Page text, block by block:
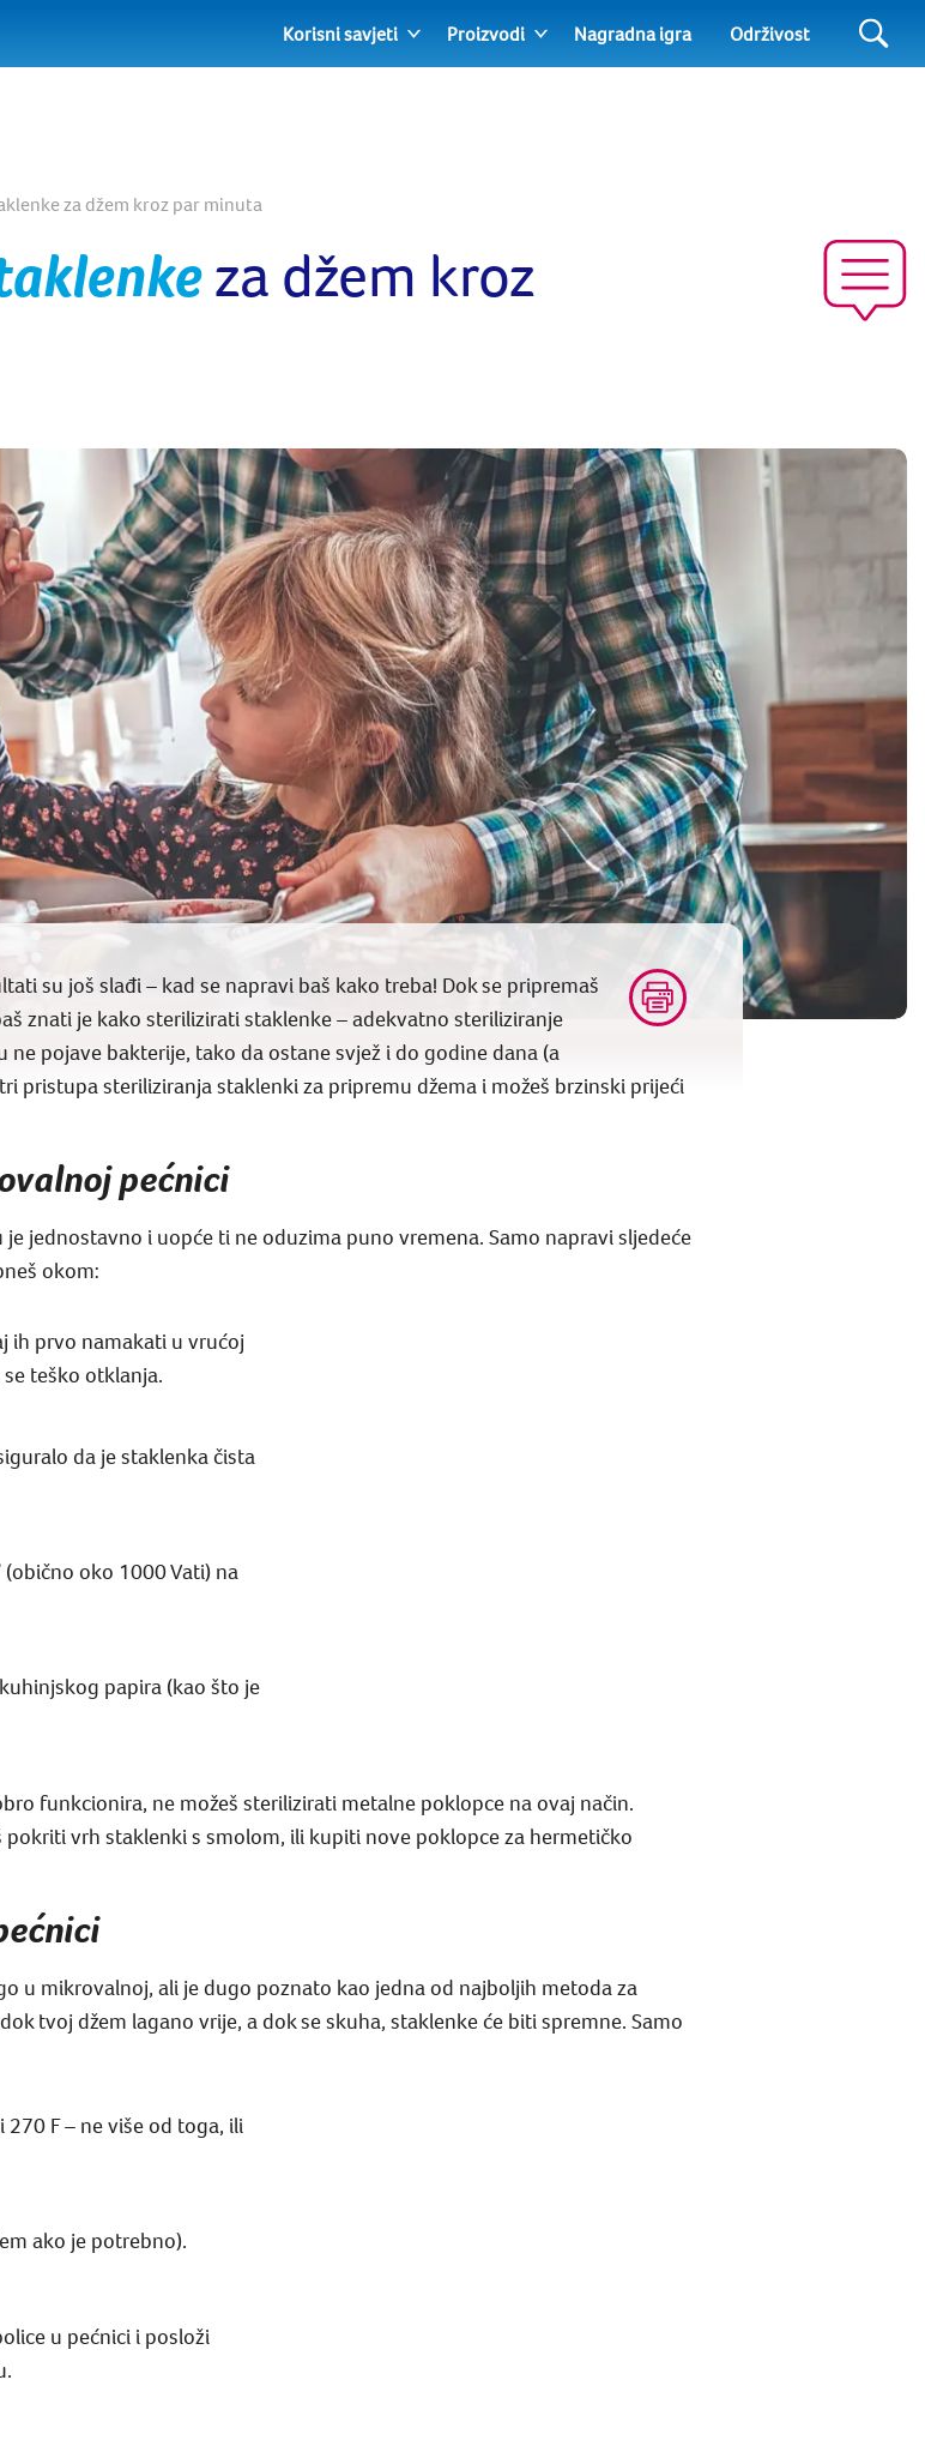
Korisni savjeti Proizvodi Nagradna igra Održivost
za džem kroz par minuta
za džem kroz
su još slađi – kad se napravi baš kako treba! Dok se pripremaš
znati je kako sterilizirati staklenke – adekvatno steriliziranje
pojave bakterije, tako da ostane svjež i do godine dana (a
pristupa steriliziranja staklenki za pripremu džema i možeš brzinski prijeći
pećnici
jednostavno i uopće ti ne oduzima puno vremena. Samo napravi sljedeće
okom:
ih prvo namakati u vrućoj
teško otklanja.
da je staklenka čista
oko 1000 Vati) na
papira (kao što je
funkcionira, ne možeš sterilizirati metalne poklopce na ovaj način.
vrh staklenki s smolom, ili kupiti nove poklopce za hermetičko
u mikrovalnoj, ali je dugo poznato kao jedna od najboljih metoda za
tvoj džem lagano vrije, a dok se skuha, staklenke će biti spremne. Samo
F – ne više od toga, ili
ako je potrebno).
u pećnici i posloži